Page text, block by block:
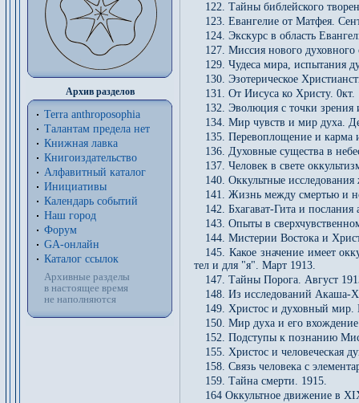
Архив разделов
Terra anthroposophia
Талантам предела нет
Книжная лавка
Книгоиздательство
Алфавитный каталог
Инициативы
Календарь событий
Наш город
Форум
GA-онлайн
Каталог ссылок
Архивные разделы
в настоящее время
не наполняются
122. Тайны библейского
123. Евангелие от Матфея.
124. Экскурс в область
127. Миссия нового духовного
129. Чудеса мира, испытания
130. Эзотерическое
131. От Иисуса ко Христу. 0кт.
132. Эволюция с точки зрения
134. Мир чувств и мир духа.
135. Перевоплощение и карма
136. Духовные существа в
137. Человек в свете
140. Оккультные
141. Жизнь между смертью и
142. Бхагават-Гита и
143. Опыты в
144. Мистерии Востока и
145. Какое значение имеет
тел и для "я". Март 1913.
147. Тайны Порога. Август
148. Из исследований Акаша-
149. Христос и духовный мир.
150. Мир духа и его
152. Подступы к познанию
155. Христос и
158. Связь человека с
159. Тайна смерти. 1915.
164 Оккультное движение в